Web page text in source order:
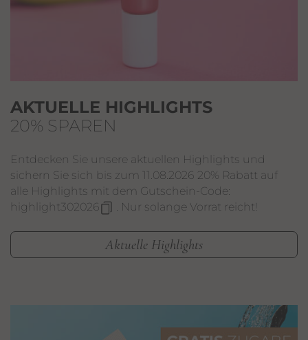
AKTUELLE HIGHLIGHTS
20% SPAREN
Entdecken Sie unsere aktuellen Highlights und
sichern Sie sich bis zum 11.08.2026 20% Rabatt auf
alle Highlights mit dem Gutschein-Code:
highlight302026
. Nur solange Vorrat reicht!
Aktuelle Highlights